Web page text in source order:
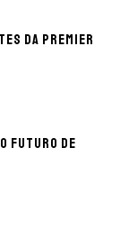
da Premier
futuro de